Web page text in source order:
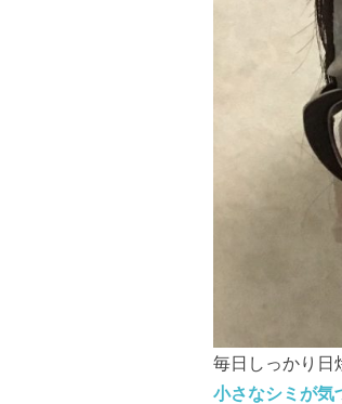
毎日しっかり日
小さなシミが